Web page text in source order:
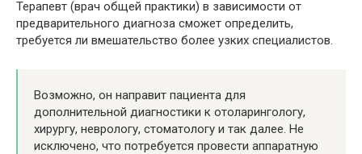
Терапевт (врач общей практики) в зависимости от
предварительного диагноза сможет определить,
требуется ли вмешательство более узких специалистов.
Возможно, он направит пациента для
дополнительной диагностики к отоларингологу,
хирургу, неврологу, стоматологу и так далее. Не
исключено, что потребуется провести аппаратную